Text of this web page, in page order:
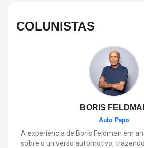
COLUNISTAS
BORIS
Auto Papo
A experiência de Boris Feldman em
sobre o universo automotivo,